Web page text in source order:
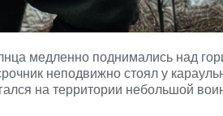
медленно поднимались над
неподвижно стоял у
на территории небольшой